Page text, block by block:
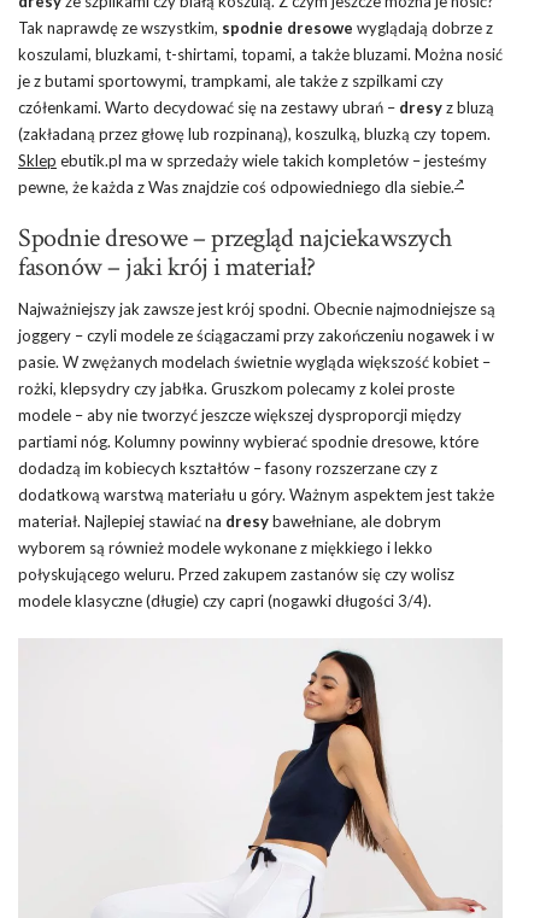
Tak naprawdę ze wszystkim, spodnie dresowe wyglądają dobrze z
koszulami, bluzkami, t-shirtami, topami, a także bluzami. Można nosić
je z butami sportowymi, trampkami, ale także z szpilkami czy
czółenkami. Warto decydować się na zestawy ubrań – dresyz bluzą
(zakładaną przez głowę lub rozpinaną), koszulką, bluzką czy topem.
Sklep ebutik.pl ma w sprzedaży wiele takich kompletów – jesteśmy
pewne, że każda z Was znajdzie coś odpowiedniego dla siebie.
Spodnie dresowe – przegląd najciekawszych
fasonów – jaki krój i materiał?
Najważniejszy jak zawsze jest krój spodni. Obecnie najmodniejsze są
joggery – czyli modele ze ściągaczami przy zakończeniu nogawek i w
pasie. W zwężanych modelach świetnie wygląda większość kobiet –
rożki, klepsydry czy jabłka. Gruszkom polecamy z kolei proste
modele – aby nie tworzyć jeszcze większej dysproporcji między
partiami nóg. Kolumny powinny wybierać spodnie dresowe, które
dodadzą im kobiecych kształtów – fasony rozszerzane czy z
dodatkową warstwą materiału u góry. Ważnym aspektem jest także
materiał. Najlepiej stawiać na dresybawełniane, ale dobrym
wyborem są również modele wykonane z miękkiego i lekko
połyskującego weluru. Przed zakupem zastanów się czy wolisz
modele klasyczne (długie) czy capri (nogawki długości 3/4).